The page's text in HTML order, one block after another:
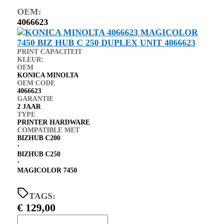
OEM:
4066623
PRINT CAPACITEIT
KLEUR:
OEM
KONICA MINOLTA
OEM CODE
4066623
GARANTIE
2 JAAR
TYPE
PRINTER HARDWARE
COMPATIBLE MET
BIZHUB C200
⋅
BIZHUB C250
⋅
MAGICOLOR 7450
TAGS:
€ 129,00